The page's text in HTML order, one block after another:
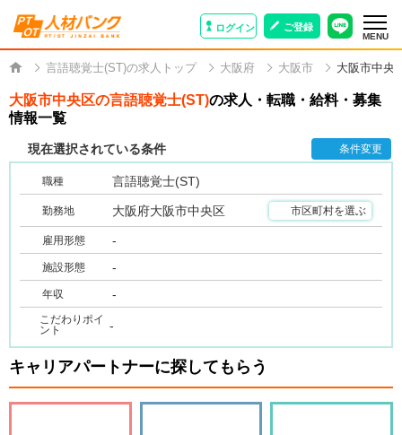
ログイン ご登録
MENU
言語聴覚士(ST)の求人トップ 大阪府 大阪市 大阪市中央
大阪市中央区の言語聴覚士(ST)の求人・転職・給料・募集
情報一覧
現在選択されている条件 条件変更
職種 言語聴覚士(ST)
勤務地 大阪府大阪市中央区 市区町村を選ぶ
雇用形態 -
施設形態 -
年収 -
こだわりポイ
ント
-
キャリアパートナーに探してもらう